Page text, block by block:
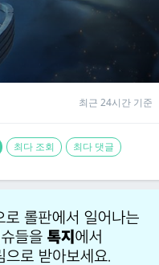
최근 24시간 기준
최다 조회 최다 댓글